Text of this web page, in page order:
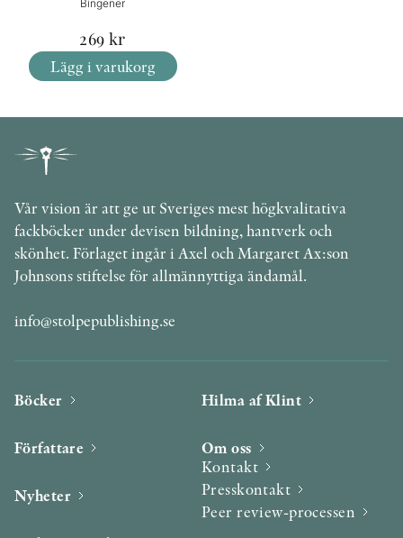
Bingener
269 kr
Lägg i varukorg
Vår vision är att ge ut Sveriges mest högkvalitativa
fackböcker under devisen bildning, hantverk och
skönhet. Förlaget ingår i Axel och Margaret Ax:son
Johnsons stiftelse för allmännyttiga ändamål.
info@stolpepublishing.se
Böcker
Författare
Nyheter
Hilma af Klint
Om oss
Kontakt
Presskontakt
Peer review-processen